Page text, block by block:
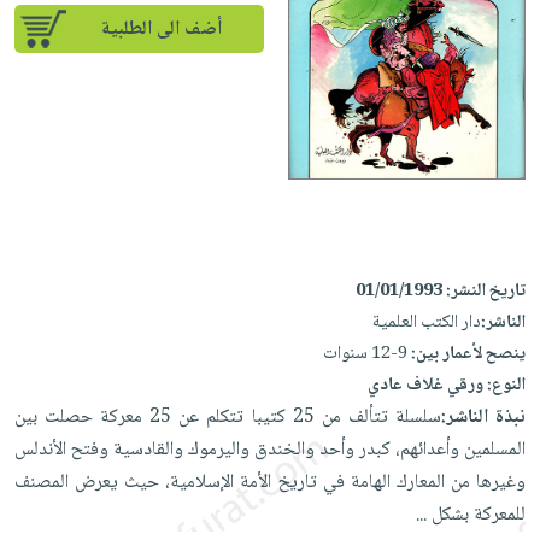
إختياراتنا
كتب
أكاديمية
صندوق
iKitab
بلا
حدود
أسئلة
يتكرر
iKitab
على
Android
تحميل
iKitab
على
Apple
أسئلة
يتكرر
طرحها
تحميل
masmu3
على
masmu3
على
Apple
المواضيع
الأكثر
مبيعاً
وسائل
تعليمية
جوائز
تعليمية
الصحة
والعناية
جديد
أجهزة
العناية
الشخصية
العناية
وتصفيف
الشعر
العناية
بالجسم
المطبخ
والسفرة
الكل
أواني
الطهي
أدوات
متجر
الهدايا
أقسام
أضف الى الطلبية
تاريخ النشر:01/01/1993
الناشر:دار الكتب العلمية
ينصح لأعمار بين:9-12 سنوات
النوع:ورقي غلاف عادي
نبذة الناشر:
سلسلة تتألف من 25 كتيبا تتكلم عن 25 معركة حصلت بين
المسلمين وأعدائهم، كبدر وأحد والخندق واليرموك والقادسية وفتح الأندلس
وغيرها من المعارك الهامة في تاريخ الأمة الإسلامية، حيث يعرض المصنف
للمعركة بشكل ...